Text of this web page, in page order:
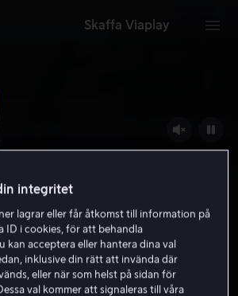
Skaffa Viaplay
integritet
lagrar eller får åtkomst till information på
ID i cookies, för att behandla
kan acceptera eller hantera dina val
inklusive din rätt att invända där
eller när som helst på sidan för
val kommer att signaleras till våra